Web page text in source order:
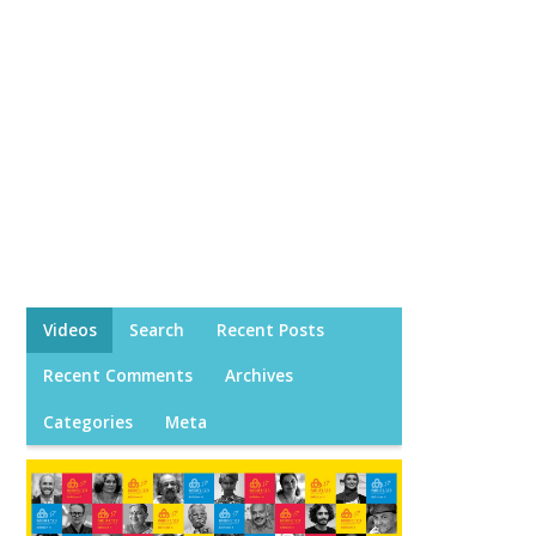
Videos Search Recent Posts
Recent Comments Archives
Categories Meta